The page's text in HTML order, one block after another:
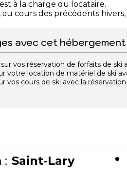
à la charge du locataire.
cours des précédents hivers,
avec cet hébergement
vos réservation de forfaits de
votre location de matériel de ski
vos cours de ski avec la
: Saint-Lary